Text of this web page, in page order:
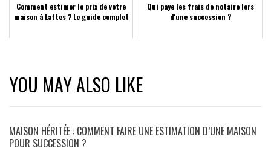
Comment estimer le prix de votre
maison à Lattes ? Le guide complet
Qui paye les frais de notaire lors
d'une succession ?
YOU MAY ALSO LIKE
MAISON HÉRITÉE : COMMENT FAIRE UNE ESTIMATION D’UNE MAISON
POUR SUCCESSION ?